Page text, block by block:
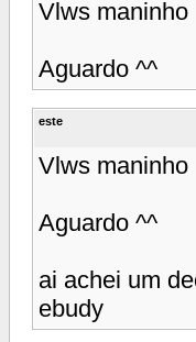
Vlws maninho
Aguardo ^^
este
Vlws maninho
Aguardo ^^
ai achei um
ebudy